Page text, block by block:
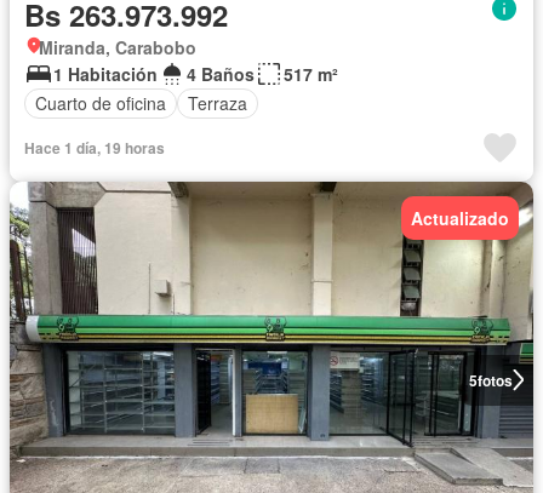
Bs 263.973.992
Miranda, Carabobo
1 Habitación
4 Baños
517 m²
Cuarto de oficina
Terraza
Hace 1 día, 19 horas
5fotos
Actualizado